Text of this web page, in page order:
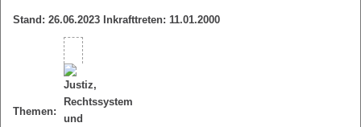
Stand: 26.06.2023 Inkrafttreten: 11.01.2000
Themen: